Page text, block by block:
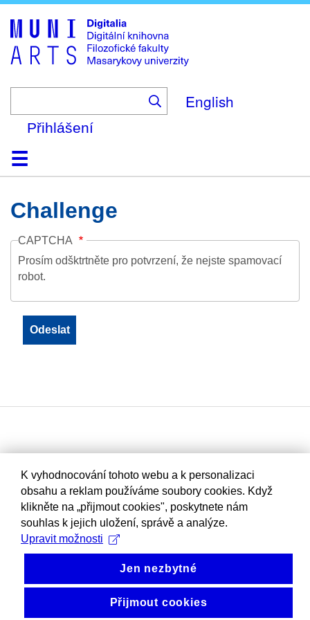
to
main
content
English
Přihlášení
DomůKolekce
Prohlížení
Vyhledávání
O platformě
Nápověda
KontaktDigitalia
Challenge
CAPTCHA
Prosím odšktrtněte pro potvrzení, že nejste spamovací
robot.
K vyhodnocování tohoto webu a k personalizaci
obsahu a reklam používáme soubory cookies. Když
klikněte na „přijmout cookies", poskytnete nám
souhlas k jejich uložení, správě a analýze.
Upravit možnosti
Jen nezbytné
Přijmout cookies